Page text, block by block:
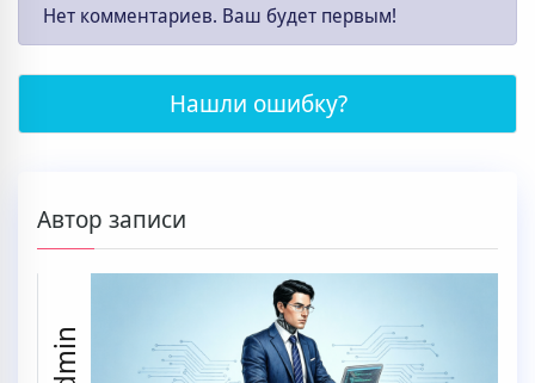
Нет комментариев. Ваш будет первым!
Нашли ошибку?
Автор записи